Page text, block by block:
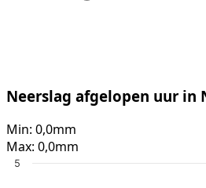
Neerslag afgelopen uur in
Min: 0,0mm
Max: 0,0mm
5